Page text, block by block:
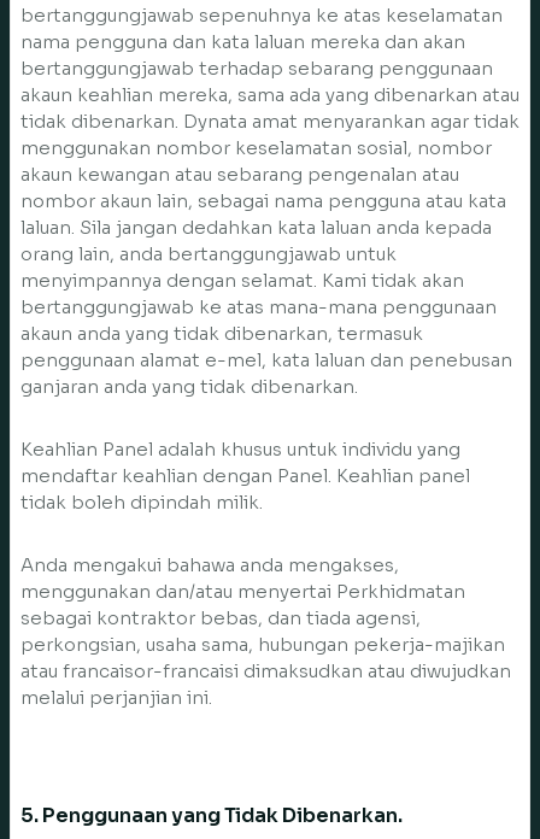
bertanggungjawab sepenuhnya ke atas keselamatan
nama pengguna dan kata laluan mereka dan akan
bertanggungjawab terhadap sebarang penggunaan
akaun keahlian mereka, sama ada yang dibenarkan atau
tidak dibenarkan. Dynata amat menyarankan agar tidak
menggunakan nombor keselamatan sosial, nombor
akaun kewangan atau sebarang pengenalan atau
nombor akaun lain, sebagai nama pengguna atau kata
laluan. Sila jangan dedahkan kata laluan anda kepada
orang lain, anda bertanggungjawab untuk
menyimpannya dengan selamat. Kami tidak akan
bertanggungjawab ke atas mana-mana penggunaan
akaun anda yang tidak dibenarkan, termasuk
penggunaan alamat e-mel, kata laluan dan penebusan
ganjaran anda yang tidak dibenarkan.
Keahlian Panel adalah khusus untuk individu yang
mendaftar keahlian dengan Panel. Keahlian panel
tidak boleh dipindah milik.
Anda mengakui bahawa anda mengakses,
menggunakan dan/atau menyertai Perkhidmatan
sebagai kontraktor bebas, dan tiada agensi,
perkongsian, usaha sama, hubungan pekerja-majikan
atau francaisor-francaisi dimaksudkan atau diwujudkan
melalui perjanjian ini.
5. Penggunaan yang Tidak Dibenarkan.